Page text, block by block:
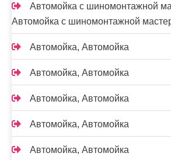
Автомойка с шиномонтажной
Автомойка с шиномонтажной
Автомойка, Автомойка
Автомойка, Автомойка
Автомойка, Автомойка
Автомойка, Автомойка
Автомойка, Автомойка